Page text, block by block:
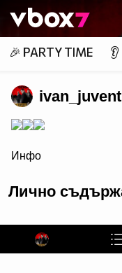
👾
🎉 PARTY TIME
Инфо
Лично